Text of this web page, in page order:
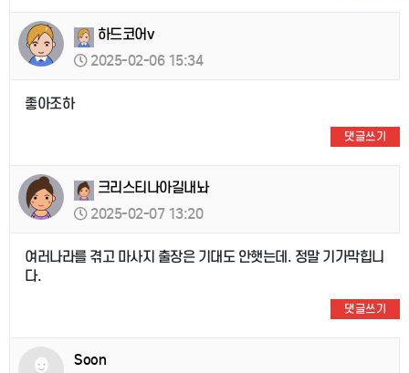
하드코어v
2025-02-06 15:34
좋아조하
댓글쓰기
크리스티나아길내놔
2025-02-07 13:20
여러나라를 겪고 마사지 출장은 기대도 안햇는데. 정말 기가막힙니
다.
댓글쓰기
Soon